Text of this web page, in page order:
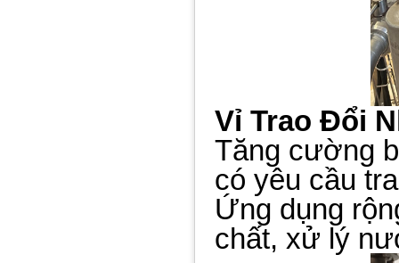
Vỉ Trao Đổi
Tăng cường
có yêu cầu
Ứng dụng
chất, xử lý